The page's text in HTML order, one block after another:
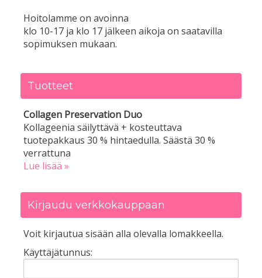
Hoitolamme on avoinna
klo 10-17 ja klo 17 jälkeen aikoja on saatavilla
sopimuksen mukaan.
Tuotteet
Collagen Preservation Duo
Kollageenia säilyttävä + kosteuttava
tuotepakkaus 30 % hintaedulla. Säästä 30 %
verrattuna
Lue lisää »
Kirjaudu verkkokauppaan
Voit kirjautua sisään alla olevalla lomakkeella.
Käyttäjätunnus: